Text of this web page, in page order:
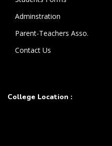
Adminstration
Parent-Teachers Asso.
Contact Us
College Location :